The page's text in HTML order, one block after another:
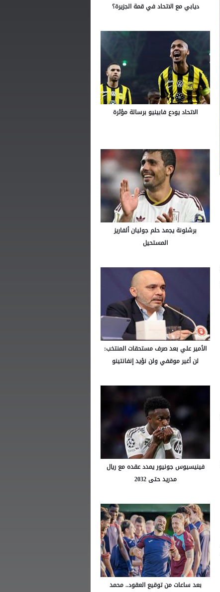
ديابي مع الاتحاد في قمة الجزيرة؟
الاتحاد يودع فابينيو برسالة مؤثرة
برشلونة يجمد حلم جوليان ألفاريز
المستحيل
الأمير علي بعد صرف مستحقات المنتخب:
لن أغير موقفي ولن نؤيد إنفانتينو
فينيسيوس جونيور يمدد عقده مع ريال
مدريد حتى 2032
بعد ساعات من توقيع العقود.. محمد